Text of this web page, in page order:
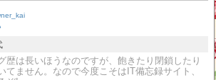
歴は長いほうなのですが、飽きたり閉鎖したり
てません。なので今度こそはIT備忘録サイト、